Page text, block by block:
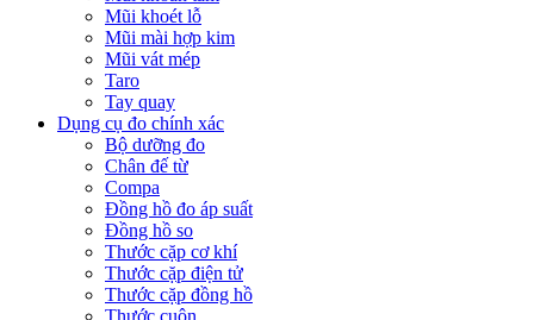
Mũi khoét lỗ
Mũi mài hợp kim
Mũi vát mép
Taro
Tay quay
Dụng cụ đo chính xác
Bộ dưỡng đo
Chân đế từ
Compa
Đồng hồ đo áp suất
Đồng hồ so
Thước cặp cơ khí
Thước cặp điện tử
Thước cặp đồng hồ
Thước cuộn